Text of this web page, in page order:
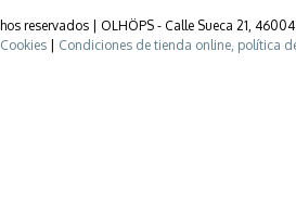
reservados | OLHÖPS - Calle Sueca 21,
| Condiciones de tienda online, política